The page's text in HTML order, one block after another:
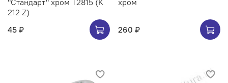
212 Z)
45 ₽
260 ₽